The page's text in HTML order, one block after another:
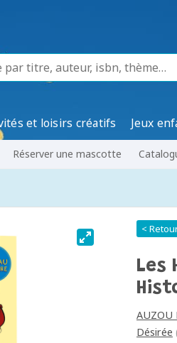
et loisirs créatifs Jeux
Réserver une mascotte
<
Les
AUZOU
Désirée